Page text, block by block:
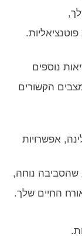
נוספים
הקשורים
אפשרויות
שהסביבה נוחה,
החיים שלך.